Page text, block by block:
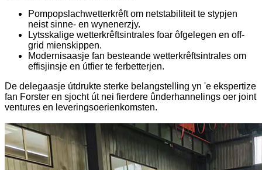
Pompopslachwetterkrêft om netstabiliteit te stypjen
neist sinne- en wynenerzjy.
Lytsskalige wetterkrêftsintrales foar ôfgelegen en off-
grid mienskippen.
Modernisaasje fan besteande wetterkrêftsintrales om
effisjinsje en útfier te ferbetterjen.
De delegaasje útdrukte sterke belangstelling yn 'e ekspertize
fan Forster en sjocht út nei fierdere ûnderhannelings oer joint
ventures en leveringsoerienkomsten.